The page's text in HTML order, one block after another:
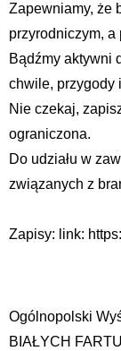
Zapewniamy, że
przyrodniczym,
Bądźmy aktywni
chwile, przygody
Nie czekaj,
ograniczona.
Do udziału w
związanych z
Zapisy: link:
Ogólnopolski
BIAŁYCH